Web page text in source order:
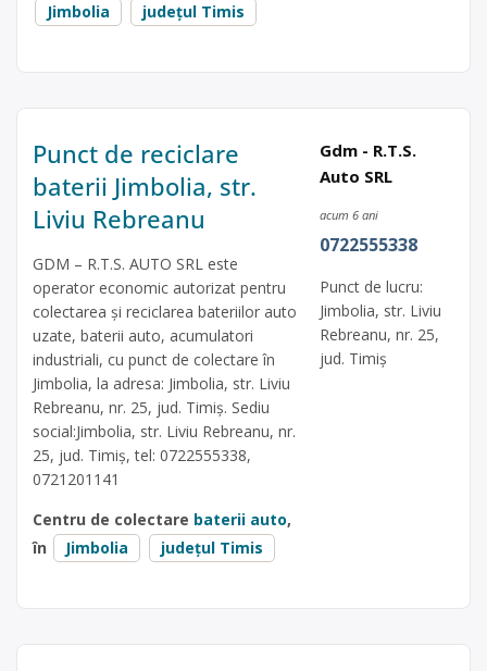
Jimbolia
județul Timis
Punct de reciclare
baterii Jimbolia, str.
Liviu Rebreanu
GDM – R.T.S. AUTO SRL este
operator economic autorizat pentru
colectarea și reciclarea bateriilor auto
uzate, baterii auto, acumulatori
industriali, cu punct de colectare în
Jimbolia, la adresa: Jimbolia, str. Liviu
Rebreanu, nr. 25, jud. Timiș. Sediu
social:Jimbolia, str. Liviu Rebreanu, nr.
25, jud. Timiș, tel: 0722555338,
0721201141
Centru de colectare baterii auto,
în
Jimbolia județul Timis
Gdm - R.T.S.
Auto SRL
acum 6 ani
0722555338
Punct de lucru:
Jimbolia, str. Liviu
Rebreanu, nr. 25,
jud. Timiș